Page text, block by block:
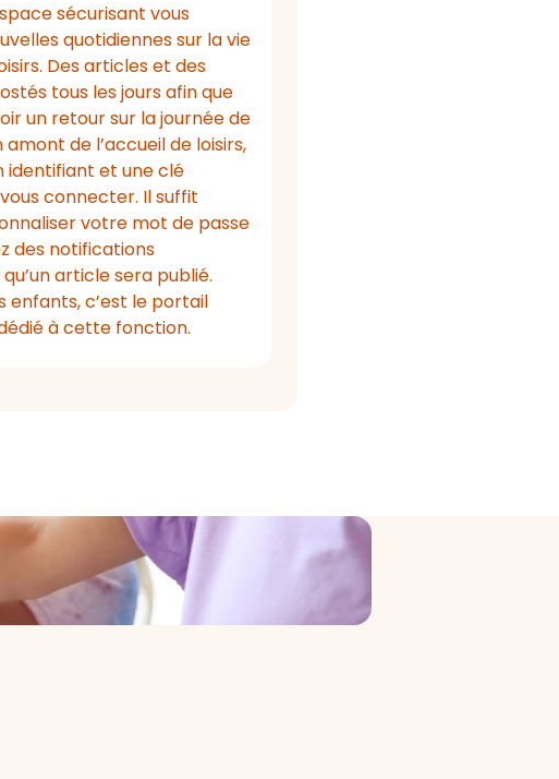
sécurisant vous
quotidiennes sur la vie
Des articles et des
tous les jours afin que
un retour sur la journée de
de l’accueil de loisirs,
identifiant et une clé
connecter. Il suffit
votre mot de passe
des notifications
article sera publié.
enfants, c’est le portail
à cette fonction.